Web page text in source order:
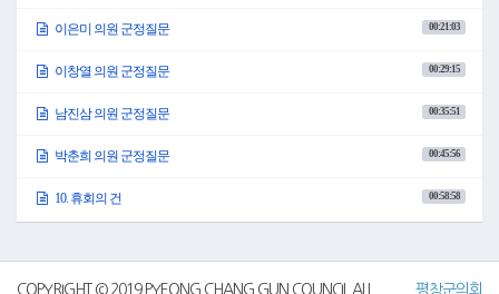
본 특별위원회에서는 6월 10일, 1일간의 일정으로 조례심사특별위원회를 개회하여
그럼, 우리 위원회가 심사한 결과를 보고 드리겠습니다.
업정책에서 소외될 수 있는 중장년농업인을 지원할 수 있도록 하는 것이고, 평창군 범
죄피해자 지원 조례안은 범죄피해를 입은 우리 군민을 보호하여 군민의 인권 및 복지
비 등 지급 조례 일부개정 조례안은 의원의 비위행위로 인한 의정비 지급 제한 규정을
다음은 군수가 제출한 평창군 행정기구 설치 조례 일부개정 조례안은 상위법의 개정
에 따라 국 신설 등의 조직개편을 통해 부문별 기능을 향상하고 자치 조직권을 강화하
이은미 의원 군정질문 00:21:03
이창열 의원 군정질문 00:29:15
남진삼 의원 군정질문 00:35:51
박춘희 의원 군정질문 00:45:56
10. 휴회의 건 00:58:58
평창군의회
COPYRIGHT © 2019 PYEONG CHANG GUN COUNCIL ALL.